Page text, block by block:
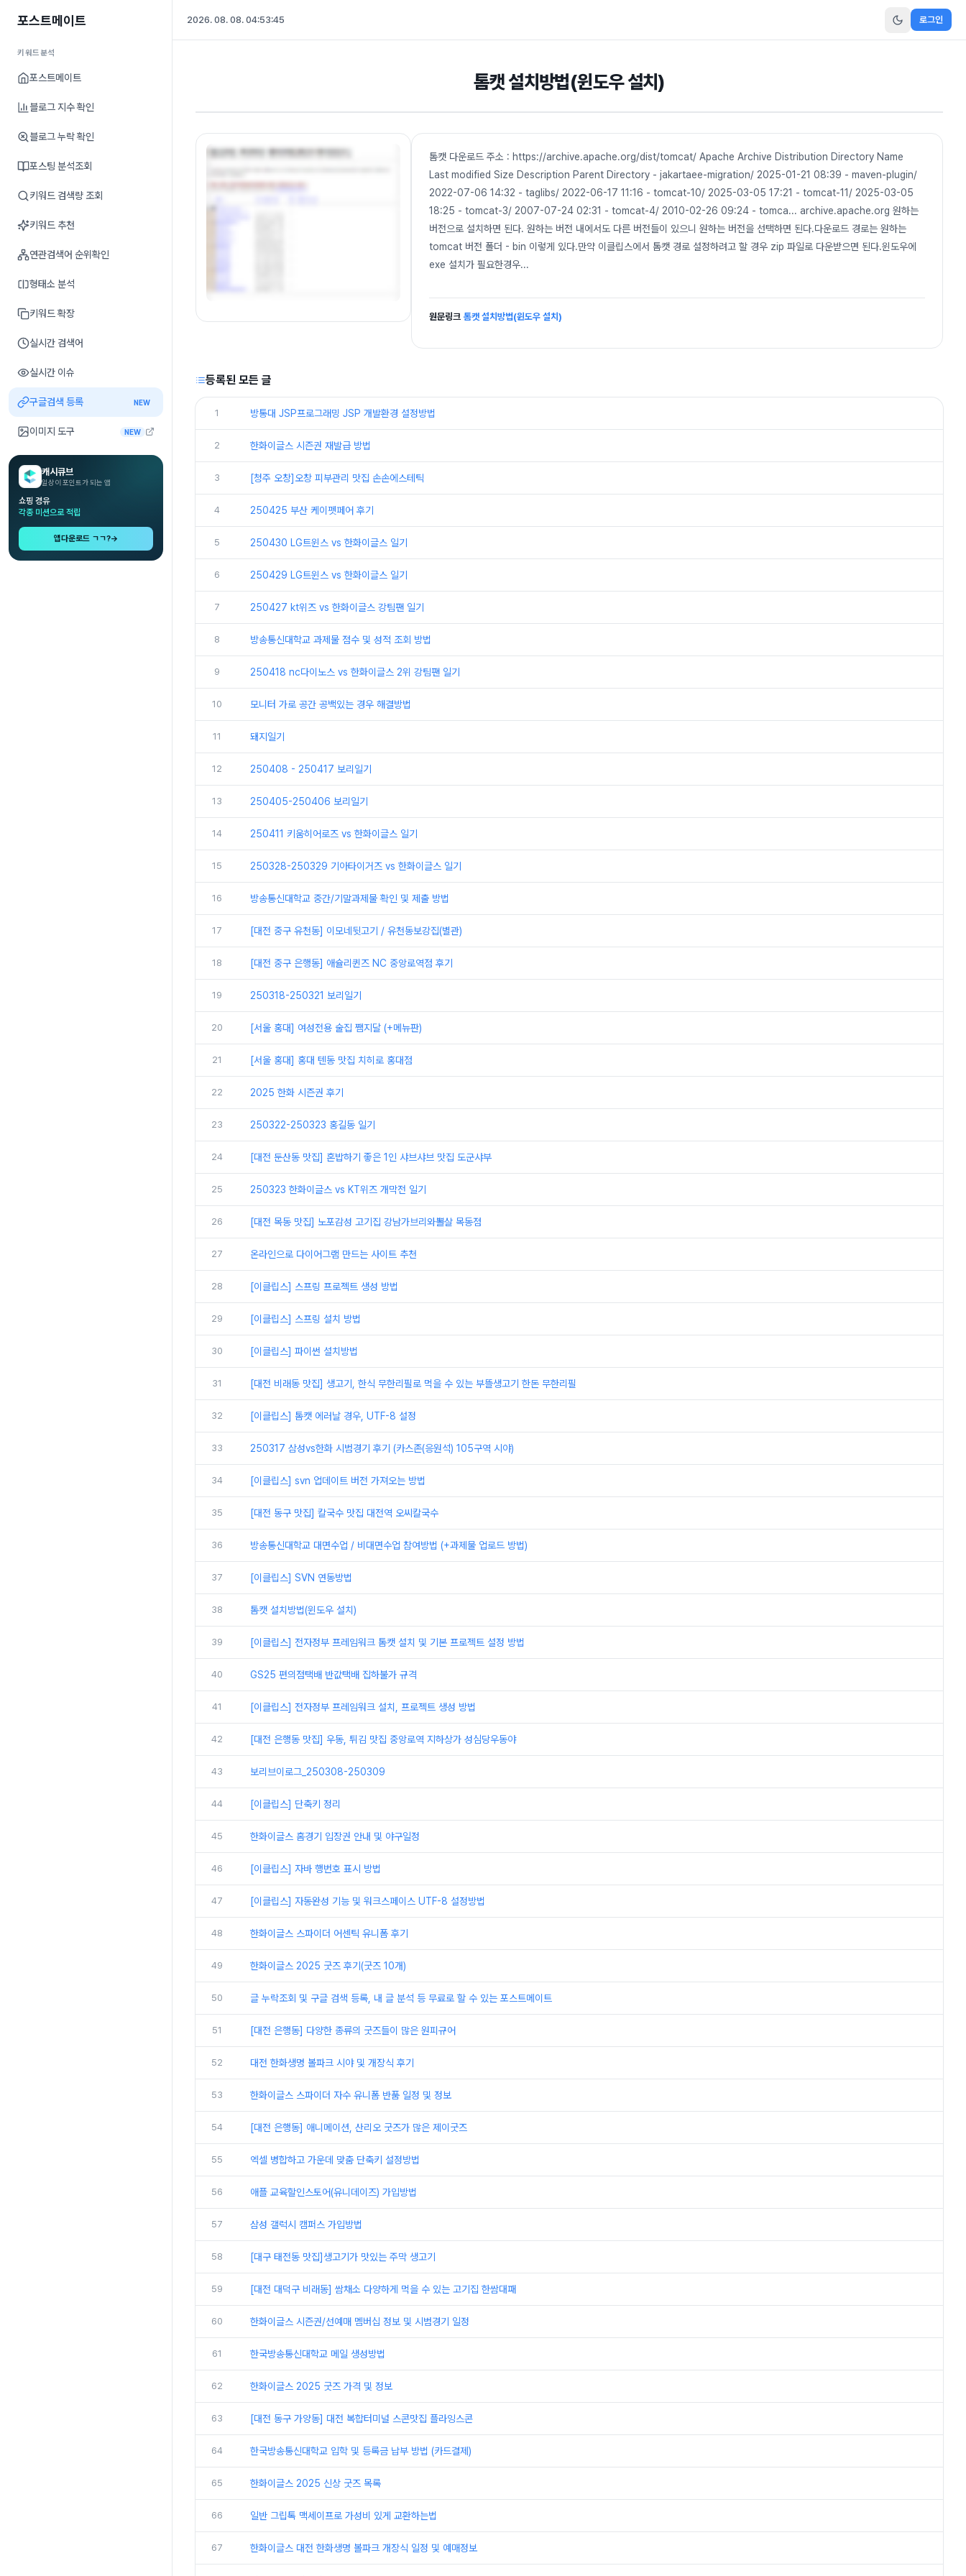
포스트메이트
키워드분석
포스트메이트
블로그 지수 확인
블로그 누락 확인
포스팅 분석조회
키워드 검색량 조회
키워드 추천
연관검색어 순위확인
형태소 분석
키워드 확장
실시간 검색어
실시간 이슈
구글검색 등록 NEW
이미지 도구 NEW
캐시큐브
일상이 포인트가 되는 앱
쇼핑 경유
각종 미션으로 적립
앱다운로드 ㄱㄱ?→
2026. 08. 08. 04:53:46 로그인
톰캣 설치방법(윈도우 설치)
톰캣 다운로드 주소 : https://archive.apache.org/dist/tomcat/ Apache Archive Distribution Directory Name
Last modified Size Description Parent Directory - jakartaee-migration/ 2025-01-21 08:39 - maven-plugin/
2022-07-06 14:32 - taglibs/ 2022-06-17 11:16 - tomcat-10/ 2025-03-05 17:21 - tomcat-11/ 2025-03-05
18:25 - tomcat-3/ 2007-07-24 02:31 - tomcat-4/ 2010-02-26 09:24 - tomca... archive.apache.org 원하는
버전으로 설치하면 된다. 원하는 버전 내에서도 다른 버전들이 있으니 원하는 버전을 선택하면 된다.다운로드 경로는 원하는
tomcat 버전 폴더 - bin 이렇게 있다.만약 이클립스에서 톰캣 경로 설정하려고 할 경우 zip 파일로 다운받으면 된다.윈도우에
exe 설치가 필요한경우...
원문링크 톰캣 설치방법(윈도우 설치)
등록된 모든 글
1 방통대 JSP프로그래밍 JSP 개발환경 설정방법
2 한화이글스 시즌권 재발급 방법
3 [청주 오창]오창 피부관리 맛집 손손에스테틱
4 250425 부산 케이펫페어 후기
5 250430 LG트윈스 vs 한화이글스 일기
6 250429 LG트윈스 vs 한화이글스 일기
7 250427 kt위즈 vs 한화이글스 강팀팬 일기
8 방송통신대학교 과제물 점수 및 성적 조회 방법
9 250418 nc다이노스 vs 한화이글스 2위 강팀팬 일기
10 모니터 가로 공간 공백있는 경우 해결방법
11 돼지일기
12 250408 - 250417 보리일기
13 250405-250406 보리일기
14 250411 키움히어로즈 vs 한화이글스 일기
15 250328-250329 기아타이거즈 vs 한화이글스 일기
16 방송통신대학교 중간/기말과제물 확인 및 제출 방법
17 [대전 중구 유천동] 이모네뒷고기 / 유천동보강집(별관)
18 [대전 중구 은행동] 애슐리퀸즈 NC 중앙로역점 후기
19 250318-250321 보리일기
20 [서울 홍대] 여성전용 술집 쨈지달 (+메뉴판)
21 [서울 홍대] 홍대 텐동 맛집 치히로 홍대점
22 2025 한화 시즌권 후기
23 250322-250323 홍길동 일기
24 [대전 둔산동 맛집] 혼밥하기 좋은 1인 샤브샤브 맛집 도군샤부
25 250323 한화이글스 vs KT위즈 개막전 일기
26 [대전 목동 맛집] 노포감성 고기집 강남가브리와뽈살 목동점
27 온라인으로 다이어그램 만드는 사이트 추천
28 [이클립스] 스프링 프로젝트 생성 방법
29 [이클립스] 스프링 설치 방법
30 [이클립스] 파이썬 설치방법
31 [대전 비래동 맛집] 생고기, 한식 무한리필로 먹을 수 있는 부뜰생고기 한돈 무한리필
32 [이클립스] 톰캣 에러날 경우, UTF-8 설정
33 250317 삼성vs한화 시범경기 후기 (카스존(응원석) 105구역 시야)
34 [이클립스] svn 업데이트 버전 가져오는 방법
35 [대전 동구 맛집] 칼국수 맛집 대전역 오씨칼국수
36 방송통신대학교 대면수업 / 비대면수업 참여방법 (+과제물 업로드 방법)
37 [이클립스] SVN 연동방법
38 톰캣 설치방법(윈도우 설치)
39 [이클립스] 전자정부 프레임워크 톰캣 설치 및 기본 프로젝트 설정 방법
40 GS25 편의점택배 반값택배 집하불가 규격
41 [이클립스] 전자정부 프레임워크 설치, 프로젝트 생성 방법
42 [대전 은행동 맛집] 우동, 튀김 맛집 중앙로역 지하상가 성심당우동야
43 보리브이로그_250308-250309
44 [이클립스] 단축키 정리
45 한화이글스 홈경기 입장권 안내 및 야구일정
46 [이클립스] 자바 행번호 표시 방법
47 [이클립스] 자동완성 기능 및 워크스페이스 UTF-8 설정방법
48 한화이글스 스파이더 어센틱 유니폼 후기
49 한화이글스 2025 굿즈 후기(굿즈 10개)
50 글 누락조회 및 구글 검색 등록, 내 글 분석 등 무료로 할 수 있는 포스트메이트
51 [대전 은행동] 다양한 종류의 굿즈들이 많은 원피규어
52 대전 한화생명 볼파크 시야 및 개장식 후기
53 한화이글스 스파이더 자수 유니폼 반품 일정 및 정보
54 [대전 은행동] 애니메이션, 산리오 굿즈가 많은 제이굿즈
55 엑셀 병합하고 가운데 맞춤 단축키 설정방법
56 애플 교육할인스토어(유니데이즈) 가입방법
57 삼성 갤럭시 캠퍼스 가입방법
58 [대구 태전동 맛집]생고기가 맛있는 주막 생고기
59 [대전 대덕구 비래동] 쌈채소 다양하게 먹을 수 있는 고기집 한쌈대패
60 한화이글스 시즌권/선예매 멤버십 정보 및 시범경기 일정
61 한국방송통신대학교 메일 생성방법
62 한화이글스 2025 굿즈 가격 및 정보
63 [대전 동구 가양동] 대전 복합터미널 스콘맛집 플라잉스콘
64 한국방송통신대학교 입학 및 등록금 납부 방법 (카드결제)
65 한화이글스 2025 신상 굿즈 목록
66 일반 그립톡 맥세이프로 가성비 있게 교환하는법
67 한화이글스 대전 한화생명 볼파크 개장식 일정 및 예매정보